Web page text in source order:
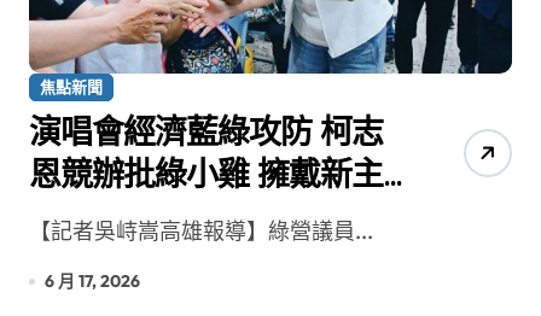
焦點新聞
演唱會經濟藍綠攻防 柯志
恩競辦批綠小雞 擁戴新主
吃相難看
【記者吳峙嵩高雄報導】綠營議員...
6 月 17, 2026